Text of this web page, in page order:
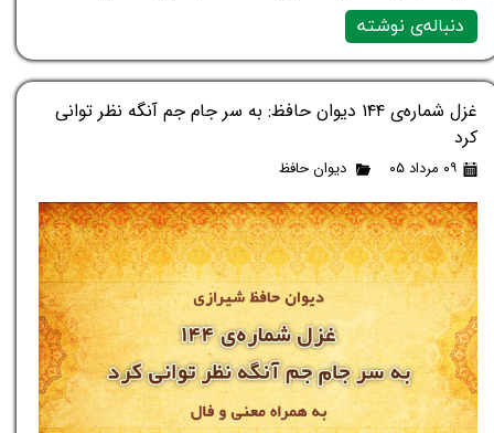
دنباله‌ی نوشته
غزل شماره‌ی ۱۴۴ دیوان حافظ: به سر جام جم آنگه نظر توانی
کرد
۰۹ مرداد ۰۵ دیوان حافظ